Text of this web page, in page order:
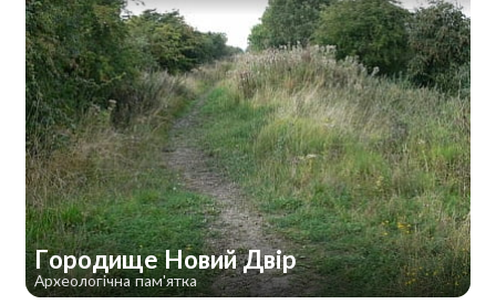
Городище Новий Двір
Археологічна пам'ятка